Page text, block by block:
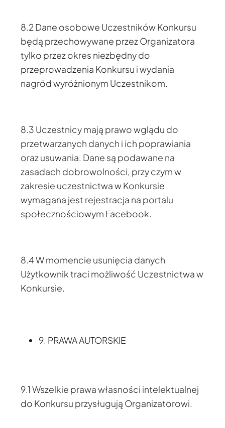
8.2 Dane osobowe Uczestników Konkursu
będą przechowywane przez Organizatora
tylko przez okres niezbędny do
przeprowadzenia Konkursu i wydania
nagród wyróżnionym Uczestnikom.
8.3 Uczestnicy mają prawo wglądu do
przetwarzanych danych i ich poprawiania
oraz usuwania. Dane są podawane na
zasadach dobrowolności, przy czym w
zakresie uczestnictwa w Konkursie
wymagana jest rejestracja na portalu
społecznościowym Facebook.
8.4 W momencie usunięcia danych
Użytkownik traci możliwość Uczestnictwa w
Konkursie.
9. PRAWA AUTORSKIE
9.1 Wszelkie prawa własności intelektualnej
do Konkursu przysługują Organizatorowi.